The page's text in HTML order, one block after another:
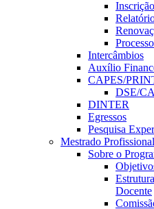
Inscrição
Intercâmbios
Auxílio
CAPES/
DSE/
DINTER
Egressos
Pesquisa
Mestrado
Sobre o
Docente